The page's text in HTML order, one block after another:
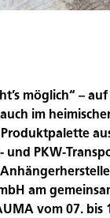
möglich“ –
im
und PKW-
am
vom 07. bis